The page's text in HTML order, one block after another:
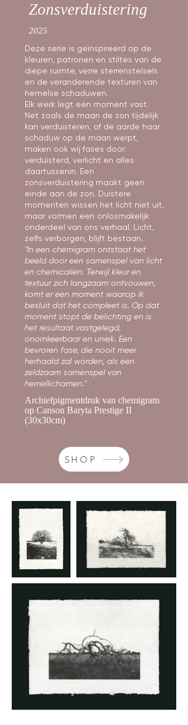
Zonsverduistering
2025
Deze serie is geïnspireerd op de
kleuren, patronen en stiltes van de
diepe ruimte, verre sterrenstelsels
en de veranderende texturen van
hemelse schaduwen.
Elk werk legt een moment vast.
Net zoals de maan de zon tijdelijk
kan verduisteren, of de aarde haar
schaduw op de maan werpt,
maken ook wij fases door:
verduisterd, verlicht en alles
daartussenin. Een
zonsverduistering maakt geen
einde aan de zon. Duistere
momenten wissen het licht niet uit,
maar vormen een onlosmakelijk
onderdeel van ons verhaal. Licht,
zelfs verborgen, blijft bestaan.
"In een chemigram ontstaat het
beeld door een samenspel van licht
en chemicaliën. Terwijl kleur en
textuur zich langzaam ontvouwen,
komt er een moment waarop ik
besluit dat het compleet is. Op dat
moment stopt de belichting en is
het resultaat vastgelegd,
onomkeerbaar en uniek. Een
bevroren fase, die nooit meer
herhaald zal worden, als een
zeldzaam samenspel van
hemellichamen."
Archiefpigmentdruk van chemigram
op Canson Baryta Prestige II
(30x30cm)
SHOP